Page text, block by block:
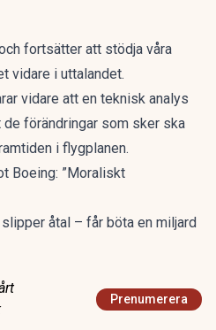
fortsätter att stödja våra
vidare i uttalandet.
vidare att en teknisk analys
förändringar som sker ska
i flygplanen.
Boeing: ”Moraliskt
åtal – får böta en miljard
Prenumerera